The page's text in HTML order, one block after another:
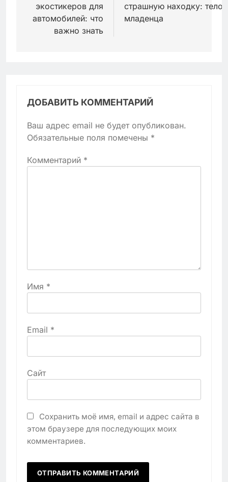
экостикеров для
автомобилей: что
важно знать
страшную находку: тело
младенца
ДОБАВИТЬ КОММЕНТАРИЙ
Ваш адрес email не будет опубликован.
Обязательные поля помечены *
Комментарий *
Имя *
Email *
Сайт
Сохранить моё имя, email и адрес сайта в
этом браузере для последующих моих
комментариев.